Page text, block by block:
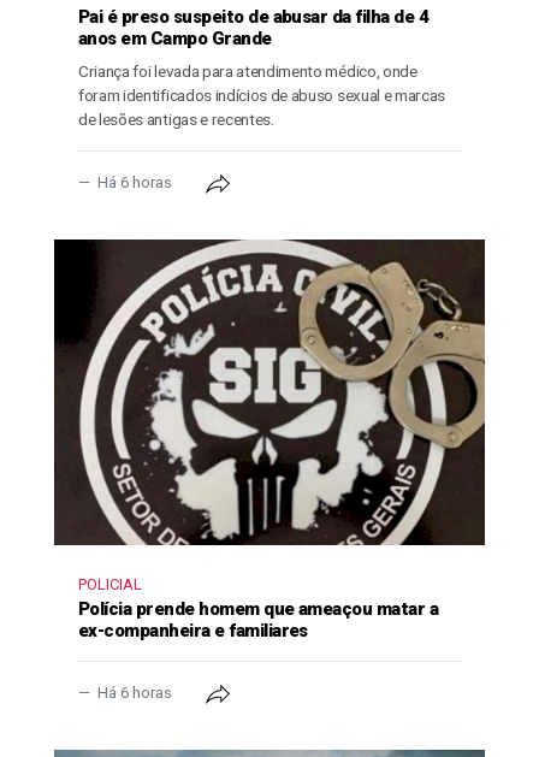
Pai é preso suspeito de abusar da filha de 4
anos em Campo Grande
Criança foi levada para atendimento médico, onde
foram identificados indícios de abuso sexual e marcas
de lesões antigas e recentes.
Há 6 horas
POLICIAL
Polícia prende homem que ameaçou matar a
ex-companheira e familiares
Há 6 horas